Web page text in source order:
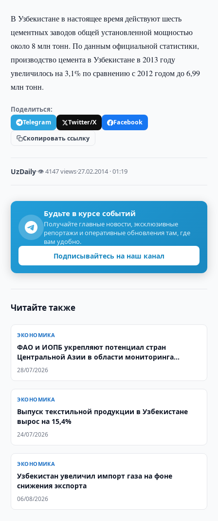
В Узбекистане в настоящее время действуют шесть
цементных заводов общей установленной мощностью
около 8 млн тонн. По данным официальной статистики,
производство цемента в Узбекистане в 2013 году
увеличилось на 3,1% по сравнению с 2012 годом до 6,99
млн тонн.
Поделиться:
Telegram Twitter/X
Facebook
Скопировать ссылку
UzDaily·👁 4147 views·27.02.2014 · 01:19
Будьте в курсе событий
Получайте главные новости, эксклюзивные
репортажи и оперативные обновления там, где
вам удобно.
Подписывайтесь на наш канал
Читайте также
ЭКОНОМИКА
ФАО и ИОПБ укрепляют потенциал стран
Центральной Азии в области мониторинга
саранчовых
28/07/2026
ЭКОНОМИКА
Выпуск текстильной продукции в Узбекистане
вырос на 15,4%
24/07/2026
ЭКОНОМИКА
Узбекистан увеличил импорт газа на фоне
снижения экспорта
06/08/2026